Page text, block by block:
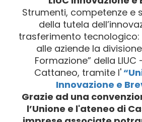
Strumenti, competenze e
della tutela
trasferimento
alle aziende la
Formazione” della LIUC
Cattaneo, tramite l'
Innovazione e
Grazie ad una
l’Unione e l'ateneo di